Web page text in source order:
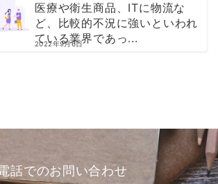
医療や衛生商品、ITに物流な
ど、比較的不況に強いといわれ
ている業界であっ...
2022年9月6日
話でのお問い合わせ